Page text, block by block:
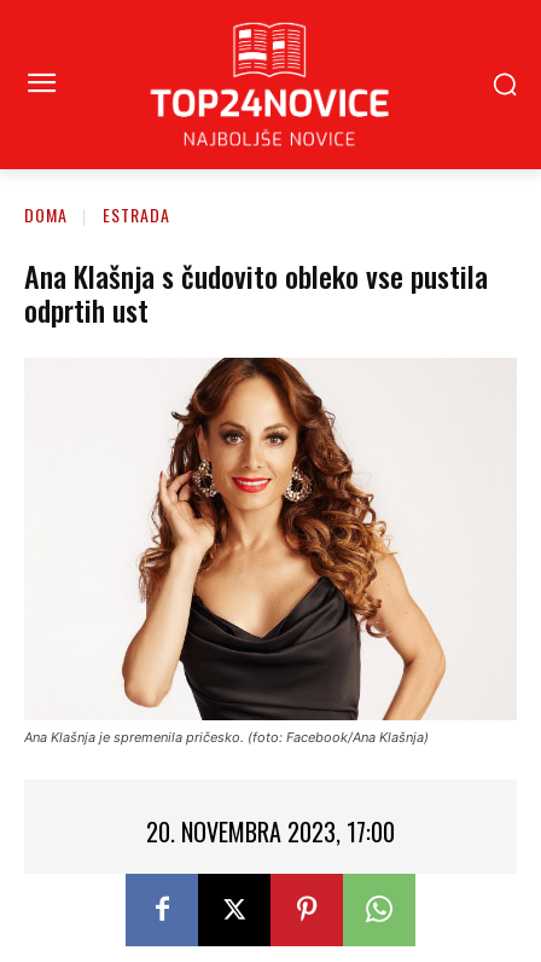
DOMA ESTRADA
Ana Klašnja s čudovito obleko vse pustila
odprtih ust
Ana Klašnja je spremenila pričesko. (foto: Facebook/Ana Klašnja)
20. NOVEMBRA 2023, 17:00